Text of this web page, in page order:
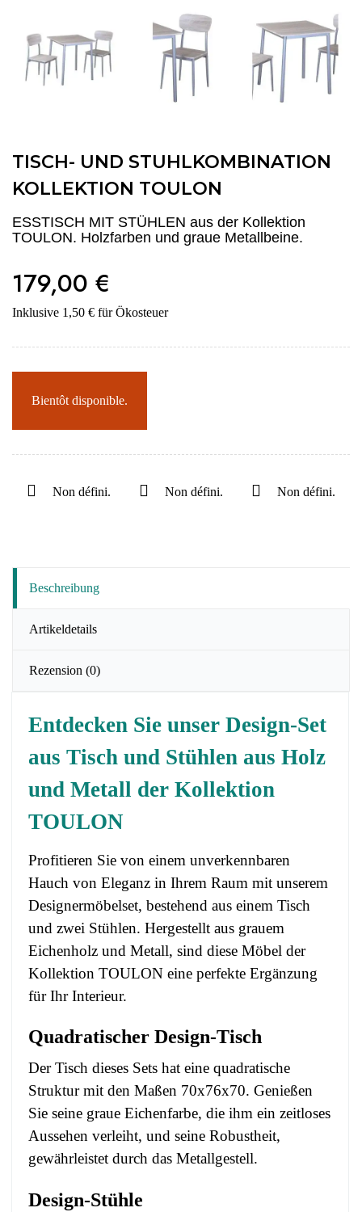
TISCH- UND STUHLKOMBINATION
KOLLEKTION TOULON
ESSTISCH MIT STÜHLEN aus der Kollektion
TOULON. Holzfarben und graue Metallbeine.
179,00 €
Inklusive 1,50 € für Ökosteuer
Bientôt disponible.
Non défini. Non défini. Non défini.
Beschreibung
Artikeldetails
Rezension (0)
Entdecken Sie unser Design-Set
aus Tisch und Stühlen aus Holz
und Metall der Kollektion
TOULON
Profitieren Sie von einem unverkennbaren
Hauch von Eleganz in Ihrem Raum mit unserem
Designermöbelset, bestehend aus einem Tisch
und zwei Stühlen. Hergestellt aus grauem
Eichenholz und Metall, sind diese Möbel der
Kollektion TOULON eine perfekte Ergänzung
für Ihr Interieur.
Quadratischer Design-Tisch
Der Tisch dieses Sets hat eine quadratische
Struktur mit den Maßen 70x76x70. Genießen
Sie seine graue Eichenfarbe, die ihm ein zeitloses
Aussehen verleiht, und seine Robustheit,
gewährleistet durch das Metallgestell.
Design-Stühle